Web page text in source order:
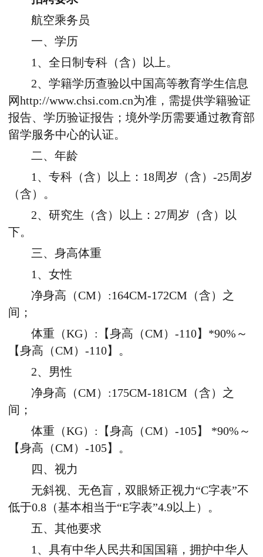
航空乘务员
一、学历
1、全日制专科（含）以上。
2、学籍学历查验以中国高等教育学生信息
网http://www.chsi.com.cn为准，需提供学籍验证
报告、学历验证报告；境外学历需要通过教育部
留学服务中心的认证。
二、年龄
1、专科（含）以上：18周岁（含）-25周岁
（含）。
2、研究生（含）以上：27周岁（含）以
下。
三、身高体重
1、女性
净身高（CM）:164CM-172CM（含）之
间；
体重（KG）:【身高（CM）-110】*90%～
【身高（CM）-110】。
2、男性
净身高（CM）:175CM-181CM（含）之
间；
体重（KG）:【身高（CM）-105】 *90%～
【身高（CM）-105】。
四、视力
无斜视、无色盲，双眼矫正视力“C字表”不
低于0.8（基本相当于“E字表”4.9以上）。
五、其他要求
1、具有中华人民共和国国籍，拥护中华人